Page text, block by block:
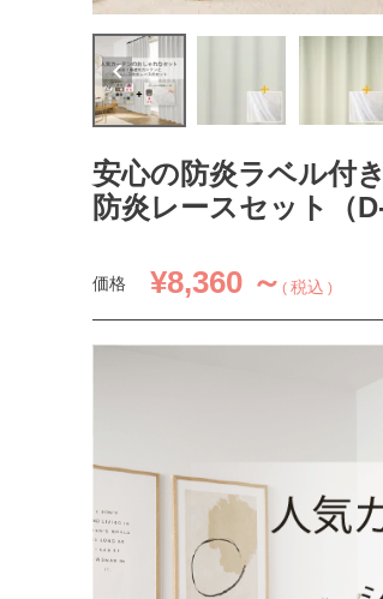
安心の防炎ラベル付
防炎レースセット（
価格 ¥8,360 ～ 税込
カーテンの仕上がり幅に
55